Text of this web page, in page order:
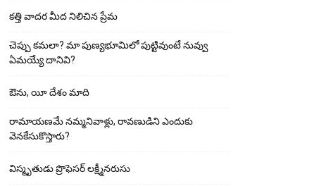
కత్తి వాదర మీద నిలిచిన ప్రేమ
చెప్పు క‌మ‌లా? మా పుణ్యభూమిలో పుట్టివుంటే నువ్వు
ఏమయ్యే దానివి?
ఔను, యీ దేశం మాది
రామాయణమే నమ్మనివాళ్లు, రావణుడిని ఎందుకు
వెనకేసుకొస్తారు?
విస్మృతుడు ప్రొఫెసర్ లక్ష్మీనరుసు